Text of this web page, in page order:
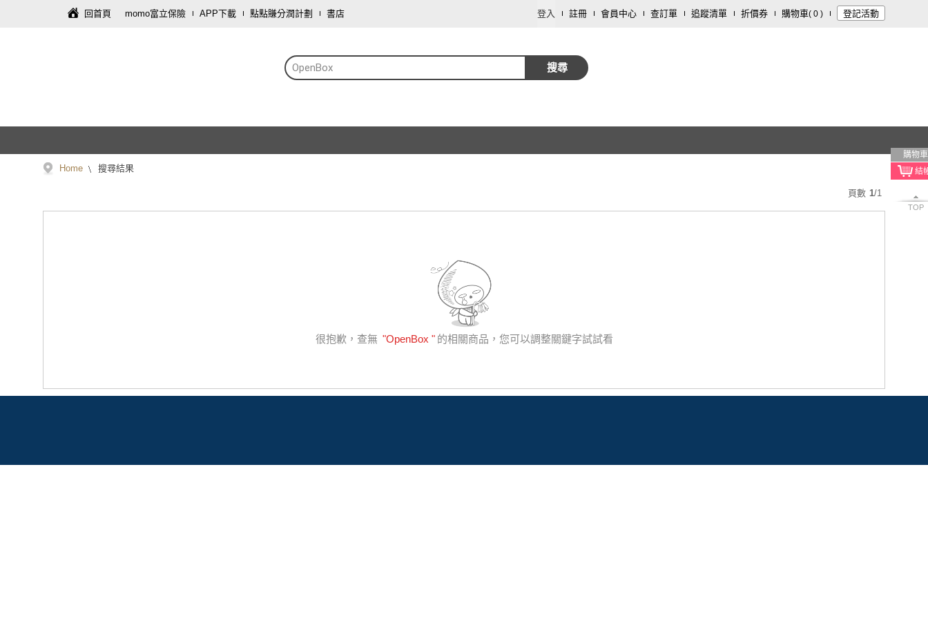
回首頁 momo富立保險 APP下載 點點賺分潤計劃 書店 登入 註冊 會員中心 查訂單 追蹤清單 折價券 購物車( 0 ) 登記活動
OpenBox 搜尋
購物車
TOP
Home 搜尋結果
頁數 1/1
很抱歉，查無 "OpenBox " 的相關商品，您可以調整關鍵字試試看